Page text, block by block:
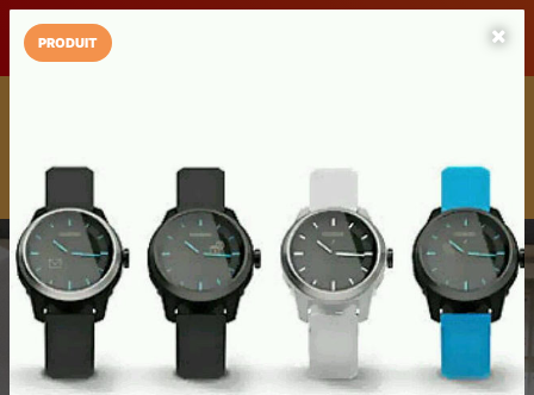
LaCarte Play Store
PRODUIT